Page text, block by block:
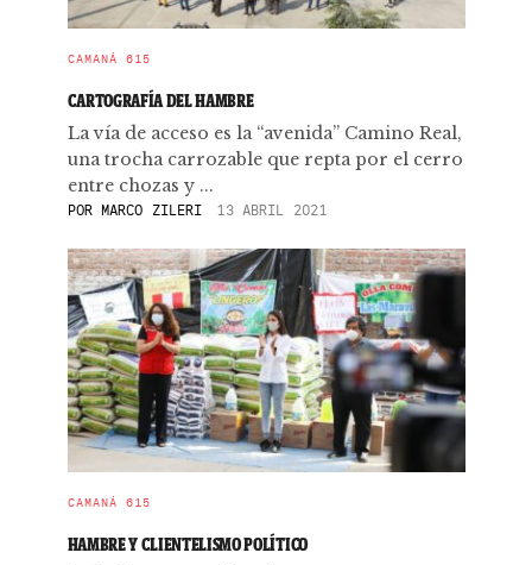
CAMANÁ 615
CARTOGRAFÍA DEL HAMBRE
La vía de acceso es la “avenida” Camino Real,
una trocha carrozable que repta por el cerro
entre chozas y ...
PORMARCO ZILERI 13 ABRIL 2021
CAMANÁ 615
HAMBRE Y CLIENTELISMO POLÍTICO